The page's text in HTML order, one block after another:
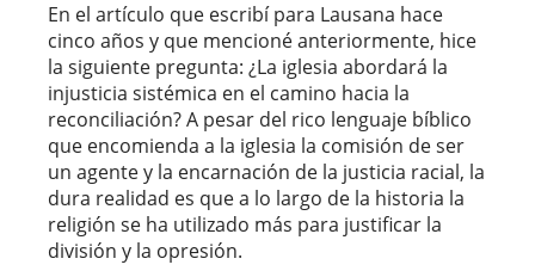
En el artículo que escribí para Lausana hace
cinco años y que mencioné anteriormente, hice
la siguiente pregunta: ¿La iglesia abordará la
injusticia sistémica en el camino hacia la
reconciliación? A pesar del rico lenguaje bíblico
que encomienda a la iglesia la comisión de ser
un agente y la encarnación de la justicia racial, la
dura realidad es que a lo largo de la historia la
religión se ha utilizado más para justificar la
división y la opresión.